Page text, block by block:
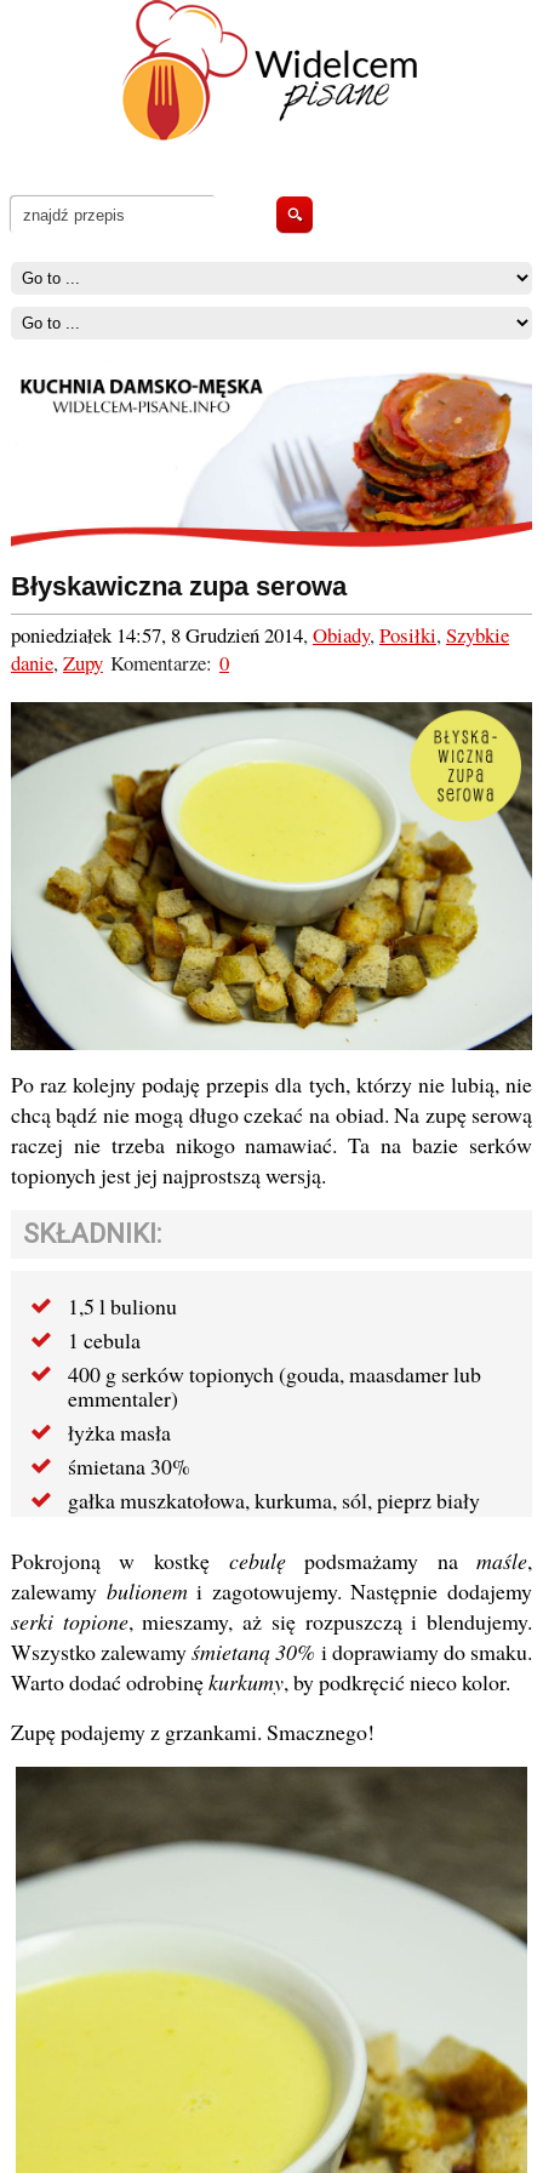
Błyskawiczna zupa serowa
poniedziałek 14:57, 8 Grudzień 2014,Obiady,Posiłki,Szybkie
danie,ZupyKomentarze: 0
Po raz kolejny podaję przepis dla tych, którzy nie lubią, nie
chcą bądź nie mogą długo czekać na obiad. Na zupę serową
raczej nie trzeba nikogo namawiać. Ta na bazie serków
topionych jest jej najprostszą wersją.
SKŁADNIKI:
1,5 l bulionu
1 cebula
400 g serków topionych (gouda, maasdamer lub
emmentaler)
łyżka masła
śmietana 30%
gałka muszkatołowa, kurkuma, sól, pieprz biały
Pokrojoną w kostkę cebulępodsmażamy namaśle,
zalewamy bulionemi zagotowujemy. Następnie dodajemy
serki topione, mieszamy, aż się rozpuszczą i blendujemy.
Wszystko zalewamyśmietaną 30% i doprawiamy do smaku.
Warto dodać odrobinękurkumy, by podkręcić nieco kolor.
Zupę podajemy z grzankami. Smacznego!